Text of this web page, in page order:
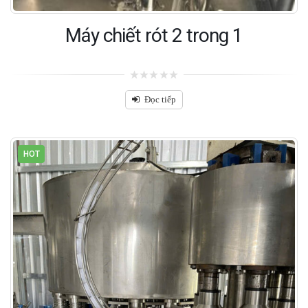
Máy chiết rót 2 trong 1
0
out
of
Đọc tiếp
HOT